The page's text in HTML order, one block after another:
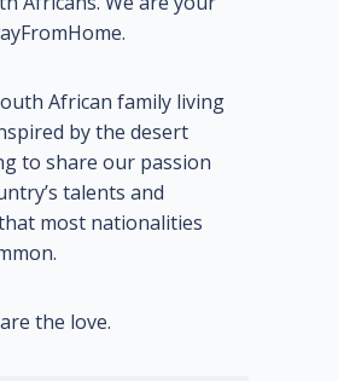
African family living
by the desert
to share our passion
talents and
most nationalities
the love.